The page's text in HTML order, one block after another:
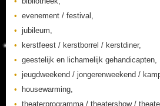
evenement / festival,
jubileum,
kerstfeest / kerstborrel / kerstdiner,
geestelijk en lichamelijk gehandicapten,
jeugdweekend / jongerenweekend /
housewarming,
theaterprogramma / theatershow /